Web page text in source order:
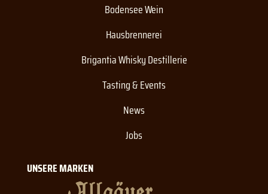
Bodensee Wein
Hausbrennerei
Brigantia Whisky Destillerie
Tasting & Events
News
Jobs
UNSERE MARKEN